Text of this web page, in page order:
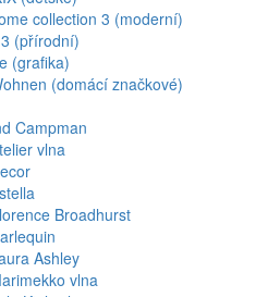
collection 3 (moderní)
(přírodní)
(grafika)
(domácí značkové)
Campman
vlna
Broadhurst
Ashley
vlna